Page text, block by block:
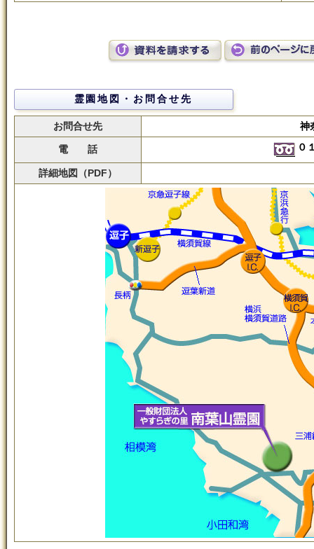
霊園地図・お問合せ先
お問合せ先 神
電 話 ０
詳細地図（PDF）